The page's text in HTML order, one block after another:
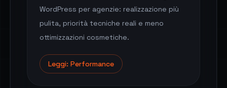
WordPress per agenzie: realizzazione più
pulita, priorità tecniche reali e meno
ottimizzazioni cosmetiche.
Leggi: Performance